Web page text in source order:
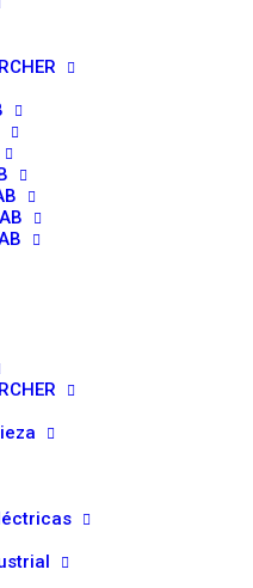
y 14 de noviembre, en
IFEMA, Logistics &
Innovations 2019, los
para los sectores del
la logística y el
m
10.000
e internacionales,
sus productos
profesionales que
conforman el 80%